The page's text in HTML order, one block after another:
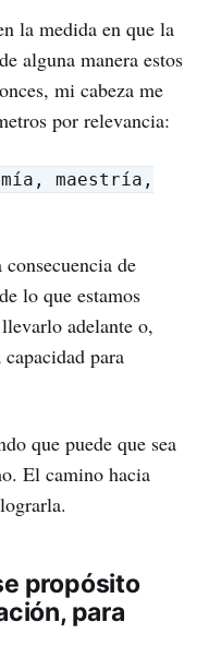
la medida en que la
alguna manera estos
mi cabeza me
por relevancia:
maestría,
de
lo que estamos
adelante o,
para
que puede que sea
El camino hacia
propósito
para